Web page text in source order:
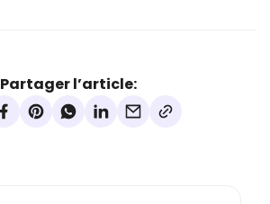
Partager l’article: